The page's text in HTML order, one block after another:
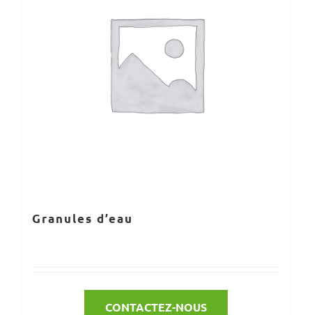
Granules d’eau
CONTACTEZ-NOUS